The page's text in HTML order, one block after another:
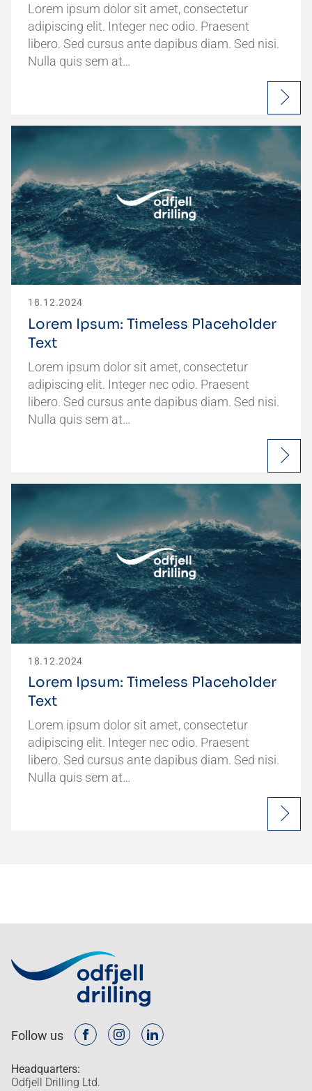
Lorem ipsum dolor sit amet, consectetur
adipiscing elit. Integer nec odio. Praesent
libero. Sed cursus ante dapibus diam. Sed nisi.
Nulla quis sem at…
18.12.2024
Lorem Ipsum: Timeless Placeholder
Text
Lorem ipsum dolor sit amet, consectetur
adipiscing elit. Integer nec odio. Praesent
libero. Sed cursus ante dapibus diam. Sed nisi.
Nulla quis sem at…
18.12.2024
Lorem Ipsum: Timeless Placeholder
Text
Lorem ipsum dolor sit amet, consectetur
adipiscing elit. Integer nec odio. Praesent
libero. Sed cursus ante dapibus diam. Sed nisi.
Nulla quis sem at…
Follow us
Headquarters:
Odfjell Drilling Ltd.